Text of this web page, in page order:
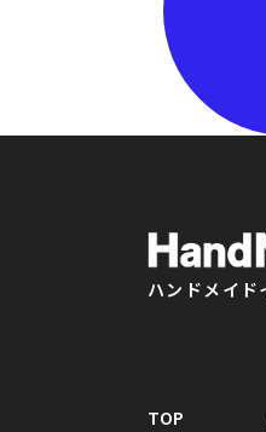
ハンドメイド
TOP